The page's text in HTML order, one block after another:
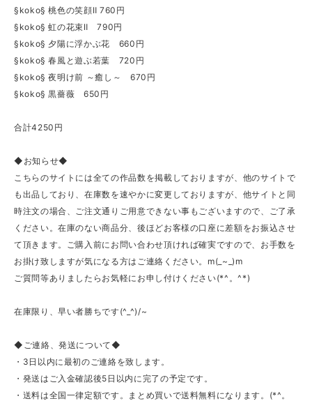
§koko§ 桃色の笑顔Ⅱ 760円
§koko§ 虹の花束Ⅱ 790円
§koko§ 夕陽に浮かぶ花 660円
§koko§ 春風と遊ぶ若葉 720円
§koko§ 夜明け前 ～癒し～ 670円
§koko§ 黒薔薇 650円
合計4250円
◆お知らせ◆
こちらのサイトには全ての作品数を掲載しておりますが、他のサイトで
も出品しており、在庫数を速やかに変更しておりますが、他サイトと同
時注文の場合、ご注文通りご用意できない事もございますので、ご了承
ください。在庫のない商品分、後ほどお客様の口座に差額をお振込させ
て頂きます。ご購入前にお問い合わせ頂ければ確実ですので、お手数を
お掛け致しますが気になる方はご連絡ください。m(_~_)m
ご質問等ありましたらお気軽にお申し付けください(*^。^*)
在庫限り、早い者勝ちです(^_^)/~
◆ご連絡、発送について◆
・3日以内に最初のご連絡を致します。
・発送はご入金確認後5日以内に完了の予定です。
・送料は全国一律定額です。まとめ買いで送料無料になります。(*^。